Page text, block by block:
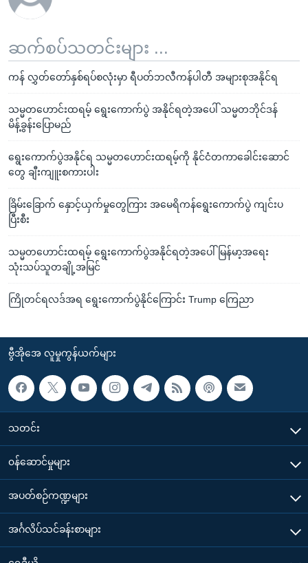
ဆက်စပ်သတင်းများ ...
ကန် လွှတ်တော်နှစ်ရပ်စလုံးမှာ ရီပတ်ဘလီကန်ပါတီ အများစုအနိုင်ရ
သမ္မတဟောင်းထရမ့် ရွေးကောက်ပွဲ အနိုင်ရတဲ့အပေါ် သမ္မတဘိုင်ဒန်
မိန့်ခွန်းပြောမည်
ရွေးကောက်ပွဲအနိုင်ရ သမ္မတဟောင်းထရမ့်ကို နိုင်ငံတကာခေါင်းဆောင်
တွေ ချီးကျူးစကားပါး​​​​​​​
ခြိမ်းခြောက် နှောင့်ယှက်မှုတွေကြား အမေရိကန်ရွေးကောက်ပွဲ ကျင်းပ
ပြီးစီး
သမ္မတဟောင်းထရမ့် ရွေးကောက်ပွဲအနိုင်ရတဲ့အပေါ် မြန်မာ့အရေး
သုံးသပ်သူတချို့အမြင်​​​​​​​
ကြိုတင်ရလဒ်အရ ရွေးကောက်ပွဲနိုင်ကြောင်း Trump ကြေညာ
ဗွီအိုအေ လူမှုကွန်ယက်များ
သတင်း
၀န်ဆောင်မှုများ
အပတ်စဉ်ကဏ္ဍများ
အင်္ဂလိပ်သင်ခန်းစာများ